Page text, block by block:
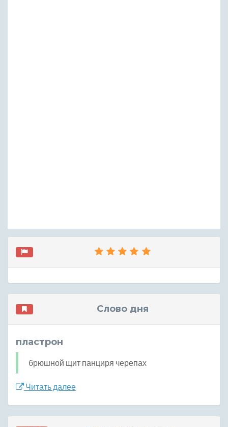
Слово дня
пластрон
брюшной щит панциря черепах
Читать далее